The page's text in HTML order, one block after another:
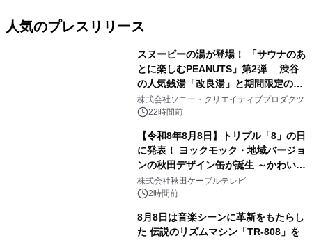
人気のプレスリリース
スヌーピーの湯が登場！ 「サウナのあ
とに楽しむPEANUTS」第2弾 渋谷
の人気銭湯「改良湯」と期間限定のコ
ラボレーション サウナイキタイコラ
ボグッズも発売決定！
株式会社ソニー・クリエイティブプロダクツ
22時間前
【令和8年8月8日】トリプル「8」の日
に発表！ ヨックモック・地域バージョ
ンの秋田デザイン缶が誕生 ～かわいい
秋田犬の子犬と秋田の四季と名所を巡
るパッケージ～ 9月1日(火)秋田県内で
株式会社秋田ケーブルテレビ
2時間前
8月8日は音楽シーンに革新をもたらし
た 伝説のリズムマシン「TR-808」を